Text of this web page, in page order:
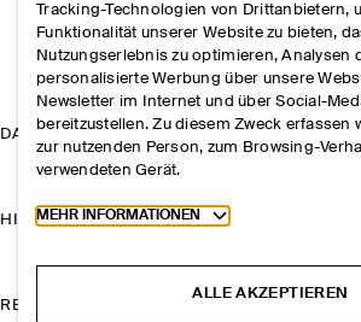
DAS UNTERNEHMEN
HILFE
RECHTLICHES
Tracking-Technologien von Drittanbietern,
Funktionalität unserer Website zu bieten,
Nutzungserlebnis zu optimieren, Analysen
personalisierte Werbung über unsere
Newsletter im Internet und über Social-
bereitzustellen. Zu diesem Zweck erfassen
zur nutzenden Person, zum Browsing-
verwendeten Gerät.
Toggle more cookie information
MEHR INFORMATIONEN
ALLE AKZEPTIEREN